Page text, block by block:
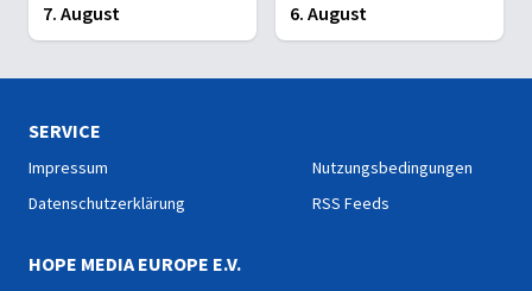
7. August 6. August
SERVICE
Impressum
Datenschutzerklärung
Nutzungsbedingungen
RSS Feeds
HOPE MEDIA EUROPE E.V.